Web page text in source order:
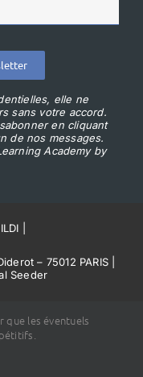
elle ne
sans votre accord.
en cliquant
de nos messages.
Academy by
ILDI
– 75012 PARIS |
Seeder
les éventuels